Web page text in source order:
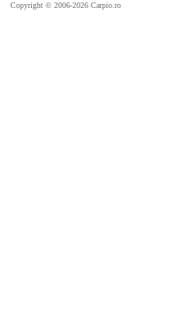
Copyright © 2006-2026 Carpio.ro